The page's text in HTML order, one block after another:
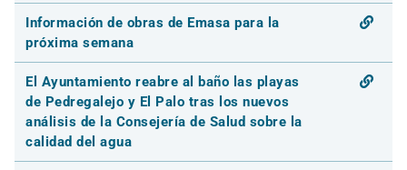
Información de obras de Emasa para la
próxima semana
El Ayuntamiento reabre al baño las playas
de Pedregalejo y El Palo tras los nuevos
análisis de la Consejería de Salud sobre la
calidad del agua